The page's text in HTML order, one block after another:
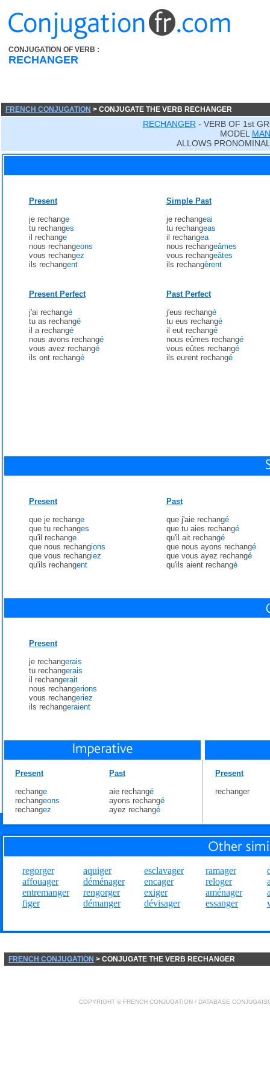
CONJUGATION OF VERB :
RECHANGER
FRENCH CONJUGATION > CONJUGATE THE VERB RECHANGER
RECHANGER - VERB OF 1st
MODEL
ALLOWS
Present
je rechange
tu rechanges
il rechange
nous rechangeons
vous rechangez
ils rechangent
Simple Past
je rechangeai
tu rechangeas
il rechangea
nous rechangeâmes
vous rechangeâtes
ils rechangèrent
Present Perfect
j'ai rechangé
tu as rechangé
il a rechangé
nous avons rechangé
vous avez rechangé
ils ont rechangé
Past Perfect
j'eus rechangé
tu eus rechangé
il eut rechangé
nous eûmes rechangé
vous eûtes rechangé
ils eurent rechangé
Present
que je rechange
que tu rechanges
qu'il rechange
que nous rechangions
que vous rechangiez
qu'ils rechangent
Past
que j'aie rechangé
que tu aies rechangé
qu'il ait rechangé
que nous ayons rechangé
que vous ayez rechangé
qu'ils aient rechangé
Present
je rechangerais
tu rechangerais
il rechangerait
nous rechangerions
vous rechangeriez
ils rechangeraient
Present
rechange
rechangeons
rechangez
Past
aie rechangé
ayons rechangé
ayez rechangé
Present
rechanger
regorger
affouager
entremanger
figer
aquiger
déménager
rengorger
démanger
esclavager
encager
exiger
dévisager
ramager
reloger
aménager
essanger
FRENCH CONJUGATION > CONJUGATE THE VERB RECHANGER
COPYRIGHT © FRENCH CONJUGATION / DATABASE